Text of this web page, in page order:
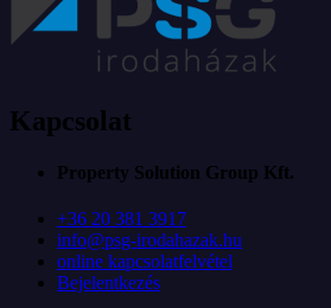
Kapcsolat
Property Solution Group Kft.
+36 20 381 3917
info@psg-irodahazak.hu
online kapcsolatfelvétel
Bejelentkezés